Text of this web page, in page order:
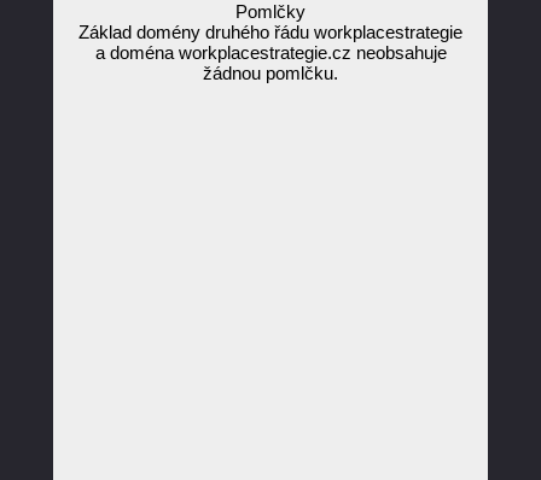
Pomlčky
Základ domény druhého řádu workplacestrategie
a doména workplacestrategie.cz neobsahuje
žádnou pomlčku.